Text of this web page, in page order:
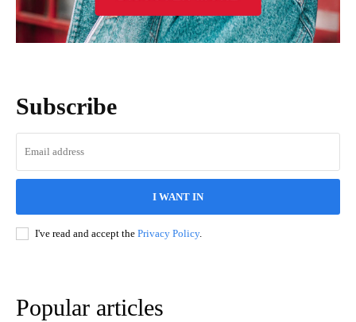
Subscribe
I WANT IN
I've read and accept the Privacy Policy.
Popular articles